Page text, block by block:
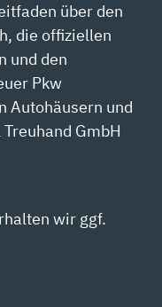
über den
die offiziellen
und den
Pkw
Autohäusern und
GmbH
wir ggf.